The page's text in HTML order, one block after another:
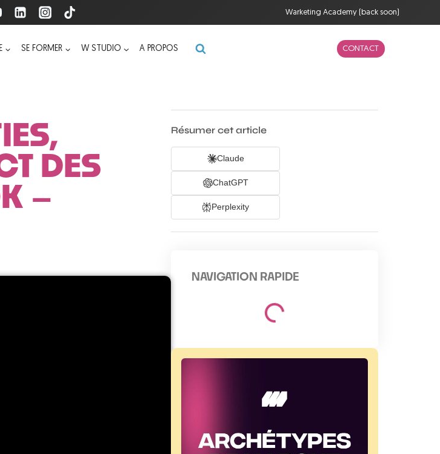
Warketing Academy (back soon)
SE FORMER W STUDIO A PROPOS CONTACT
DES
–
Résumer cet article
Claude
ChatGPT
Perplexity
NAVIGATION RAPIDE